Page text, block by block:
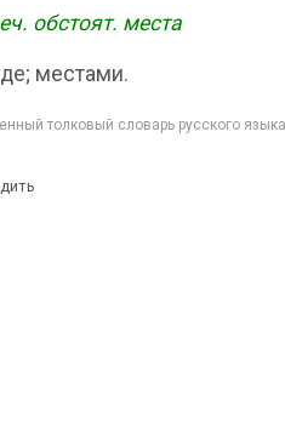
обстоят. места
местами.
толковый словарь русского языка